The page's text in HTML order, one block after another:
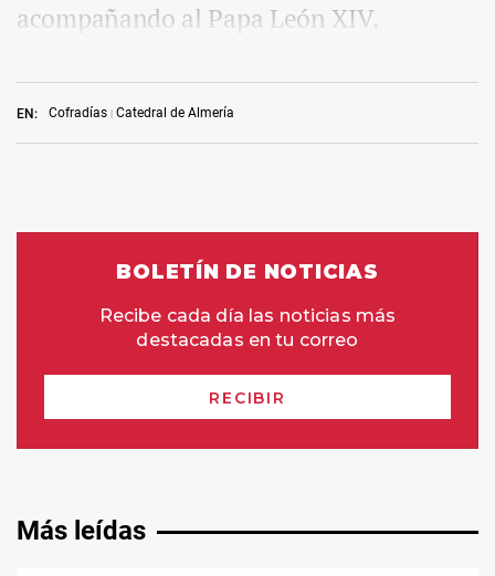
EN: Cofradías Catedral de Almería
acompañando al Papa León XIV.
Más leídas